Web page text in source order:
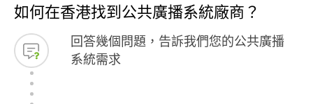
如何在香港找到公共廣播系統廠商？
回答幾個問題，告訴我們您的公共廣播
系統需求